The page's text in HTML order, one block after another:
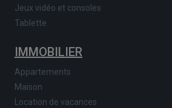
Jeux vidéo et consoles
Tablette
IMMOBILIER
Appartements
Maison
Location de vacances